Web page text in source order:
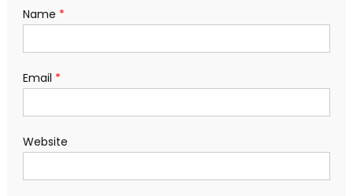
Name *
Email *
Website